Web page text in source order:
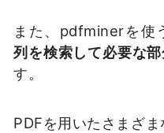
また、pdfminerを使
列を検索して必要な
す。
PDFを用いたさまざま